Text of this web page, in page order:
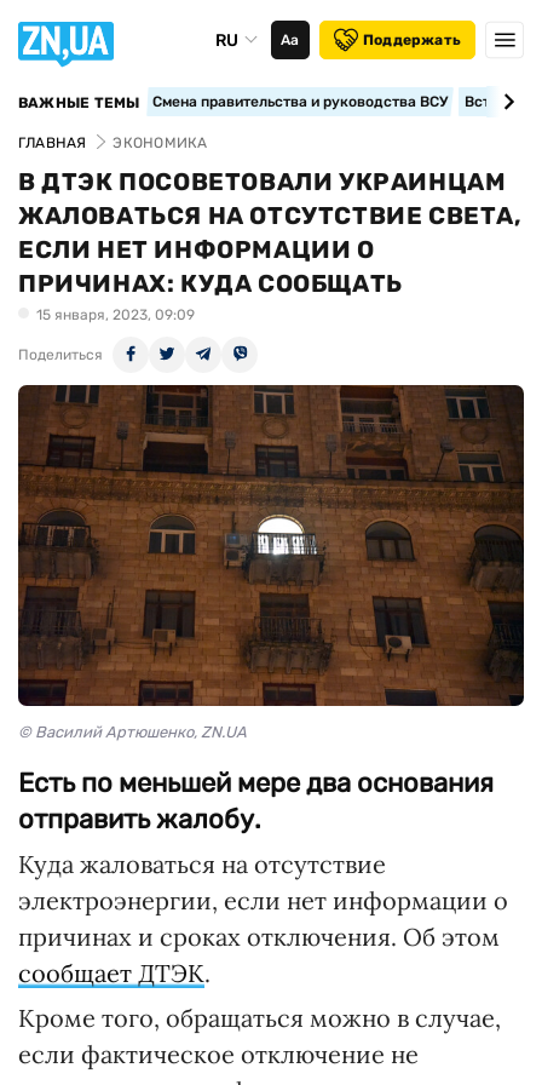
RU Аа Поддержать
ВАЖНЫЕ ТЕМЫ Смена правительства и руководства ВСУ
ГЛАВНАЯ ЭКОНОМИКА
В ДТЭК ПОСОВЕТОВАЛИ УКРАИНЦАМ
ЖАЛОВАТЬСЯ НА ОТСУТСТВИЕ СВЕТА,
ЕСЛИ НЕТ ИНФОРМАЦИИ О
ПРИЧИНАХ: КУДА СООБЩАТЬ
15 января, 2023, 09:09
Поделиться
© Василий Артюшенко, ZN.UA
Есть по меньшей мере два основания
отправить жалобу.
Куда жаловаться на отсутствие
электроэнергии, если нет информации о
причинах и сроках отключения. Об этом
сообщает ДТЭК.
Кроме того, обращаться можно в случае,
если фактическое отключение не